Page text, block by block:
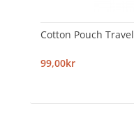
Cotton Pouch Travel
99,00kr